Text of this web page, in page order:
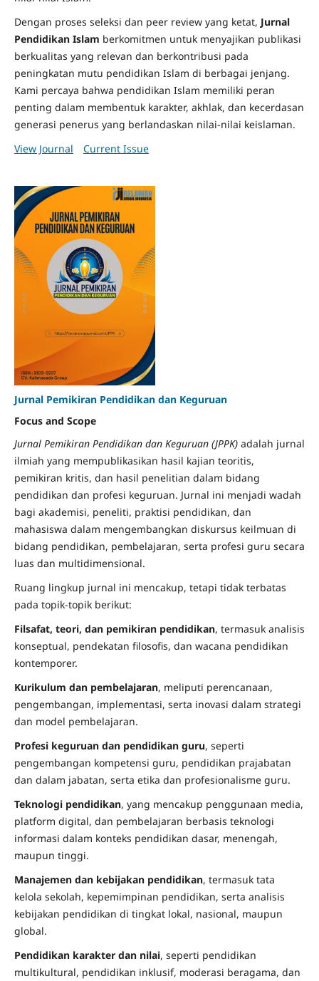
Dengan proses seleksi dan peer review yang ketat, Jurnal
Pendidikan Islam berkomitmen untuk menyajikan publikasi
berkualitas yang relevan dan berkontribusi pada
peningkatan mutu pendidikan Islam di berbagai jenjang.
Kami percaya bahwa pendidikan Islam memiliki peran
penting dalam membentuk karakter, akhlak, dan kecerdasan
generasi penerus yang berlandaskan nilai-nilai keislaman.
View Journal
Current Issue
Jurnal Pemikiran Pendidikan dan Keguruan
Focus and Scope
Jurnal Pemikiran Pendidikan dan Keguruan (JPPK)adalah jurnal
ilmiah yang mempublikasikan hasil kajian teoritis,
pemikiran kritis, dan hasil penelitian dalam bidang
pendidikan dan profesi keguruan. Jurnal ini menjadi wadah
bagi akademisi, peneliti, praktisi pendidikan, dan
mahasiswa dalam mengembangkan diskursus keilmuan di
bidang pendidikan, pembelajaran, serta profesi guru secara
luas dan multidimensional.
Ruang lingkup jurnal ini mencakup, tetapi tidak terbatas
pada topik-topik berikut:
Filsafat, teori, dan pemikiran pendidikan, termasuk analisis
konseptual, pendekatan filosofis, dan wacana pendidikan
kontemporer.
Kurikulum dan pembelajaran, meliputi perencanaan,
pengembangan, implementasi, serta inovasi dalam strategi
dan model pembelajaran.
Profesi keguruan dan pendidikan guru, seperti
pengembangan kompetensi guru, pendidikan prajabatan
dan dalam jabatan, serta etika dan profesionalisme guru.
Teknologi pendidikan, yang mencakup penggunaan media,
platform digital, dan pembelajaran berbasis teknologi
informasi dalam konteks pendidikan dasar, menengah,
maupun tinggi.
Manajemen dan kebijakan pendidikan, termasuk tata
kelola sekolah, kepemimpinan pendidikan, serta analisis
kebijakan pendidikan di tingkat lokal, nasional, maupun
global.
Pendidikan karakter dan nilai, seperti pendidikan
multikultural, pendidikan inklusif, moderasi beragama, dan